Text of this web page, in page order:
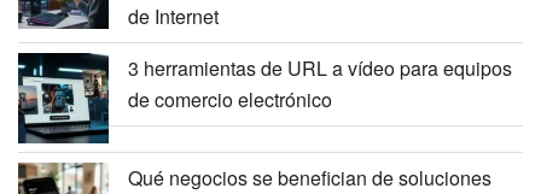
de Internet
3 herramientas de URL a vídeo para equipos
de comercio electrónico
Qué negocios se benefician de soluciones